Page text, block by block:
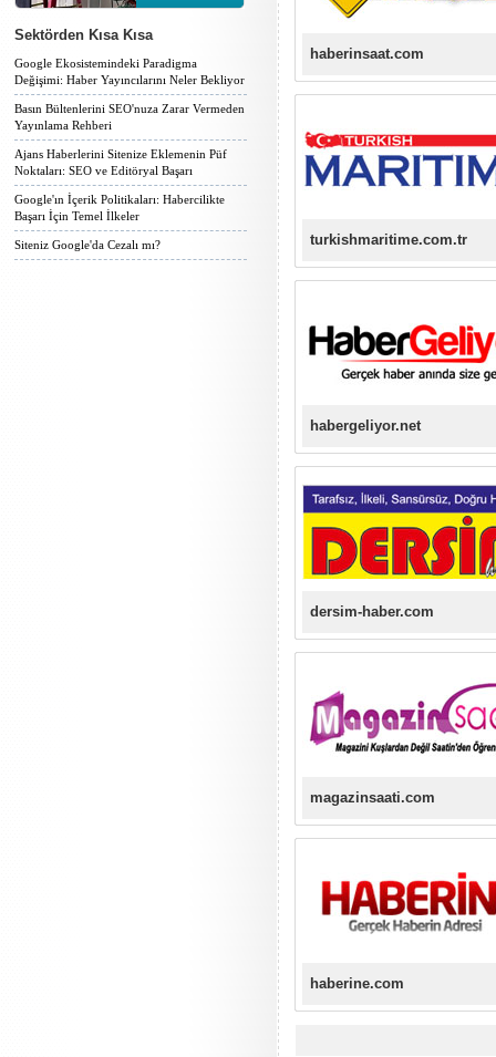
Sektörden Kısa Kısa
Google Ekosistemindeki Paradigma
Değişimi: Haber Yayıncılarını Neler Bekliyor
Basın Bültenlerini SEO'nuza Zarar Vermeden
Yayınlama Rehberi
Ajans Haberlerini Sitenize Eklemenin Püf
Noktaları: SEO ve Editöryal Başarı
Google'ın İçerik Politikaları: Habercilikte
Başarı İçin Temel İlkeler
Siteniz Google'da Cezalı mı?
haberinsaat.com
turkishmaritime.com.tr
habergeliyor.net
dersim-haber.com
magazinsaati.com
haberine.com